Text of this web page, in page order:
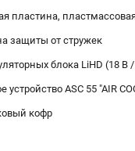
пластина,
защиты от стружек
блока LiHD (18 В /
устройство ASC 55 "AIR
кофр